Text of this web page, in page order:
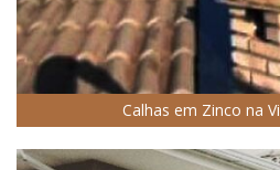
Calhas em Zinco na